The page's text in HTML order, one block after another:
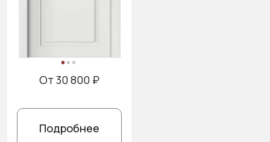
От 30 800 ₽
Подробнее